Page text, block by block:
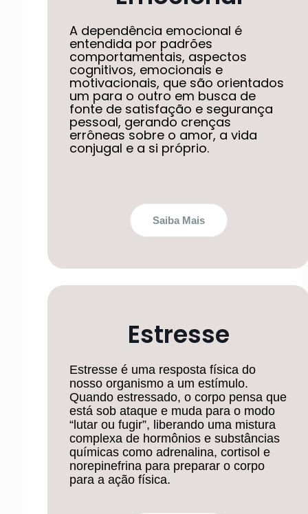
A dependência emocional é
entendida por padrões
comportamentais, aspectos
cognitivos, emocionais e
motivacionais, que são orientados
um para o outro em busca de
fonte de satisfação e segurança
pessoal, gerando crenças
errôneas sobre o amor, a vida
conjugal e a si próprio.
Saiba Mais
Estresse
Estresse é uma resposta física do
nosso organismo a um estímulo.
Quando estressado, o corpo pensa que
está sob ataque e muda para o modo
“lutar ou fugir”, liberando uma mistura
complexa de hormônios e substâncias
químicas como adrenalina, cortisol e
norepinefrina para preparar o corpo
para a ação física.